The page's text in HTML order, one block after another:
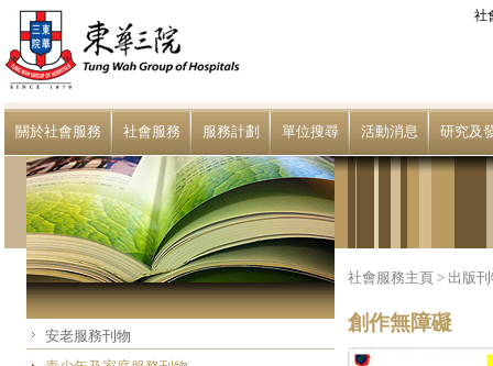
社
關於社會服務 社會服務 服務計劃 單位搜尋 活動消息 研究及
安老服務刊物
社會服務主頁 > 出版
創作無障礙